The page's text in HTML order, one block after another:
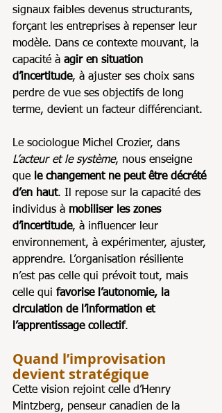
signaux faibles devenus structurants,
forçant les entreprises à repenser leur
modèle. Dans ce contexte mouvant, la
capacité à agir en situation
d’incertitude, à ajuster ses choix sans
perdre de vue ses objectifs de long
terme, devient un facteur différenciant.
Le sociologue Michel Crozier, dans
L’acteur et le système, nous enseigne
que le changement ne peut être décrété
d’en haut. Il repose sur la capacité des
individus à mobiliser les zones
d’incertitude, à influencer leur
environnement, à expérimenter, ajuster,
apprendre. L’organisation résiliente
n’est pas celle qui prévoit tout, mais
celle qui favorise l’autonomie, la
circulation de l’information et
l’apprentissage collectif.
Quand l’improvisation
devient stratégique
Cette vision rejoint celle d’Henry
Mintzberg, penseur canadien de la